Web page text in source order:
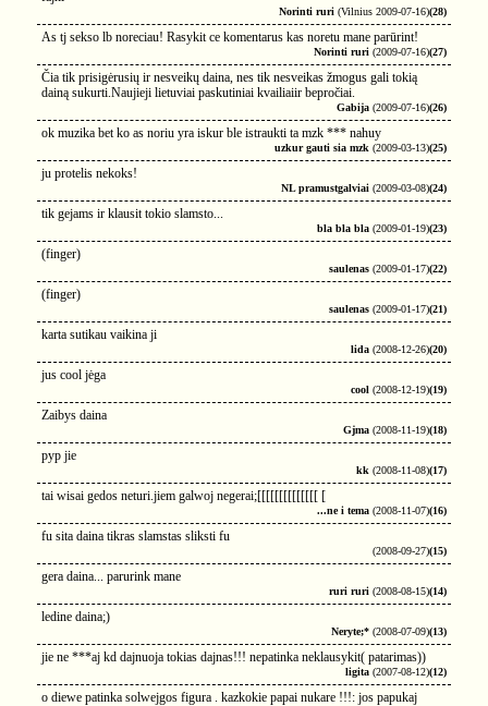
Norinti ruri (Vilnius 2009-07-16)(28)
As tj sekso lb noreciau! Rasykit ce komentarus kas noretu mane parūrint!
Norinti ruri (2009-07-16)(27)
Čia tik prisigėrusių ir nesveikų daina, nes tik nesveikas žmogus gali tokią
dainą sukurti.Naujieji lietuviai paskutiniai kvailiaiir bepročiai.
Gabija (2009-07-16)(26)
ok muzika bet ko as noriu yra iskur ble istraukti ta mzk *** nahuy
uzkur gauti sia mzk (2009-03-13)(25)
ju protelis nekoks!
NL pramustgalviai (2009-03-08)(24)
tik gejams ir klausit tokio slamsto...
bla bla bla (2009-01-19)(23)
(finger)
saulenas (2009-01-17)(22)
(finger)
saulenas (2009-01-17)(21)
karta sutikau vaikina ji
lida (2008-12-26)(20)
jus cool jėga
cool (2008-12-19)(19)
Zaibys daina
Gjma (2008-11-19)(18)
pyp jie
kk (2008-11-08)(17)
tai wisai gedos neturi.jiem galwoj negerai;[[[[[[[[[[[[[[ [
...ne i tema (2008-11-07)(16)
fu sita daina tikras slamstas sliksti fu
(2008-09-27)(15)
gera daina... parurink mane
ruri ruri (2008-08-15)(14)
ledine daina;)
Neryte;* (2008-07-09)(13)
jie ne ***aj kd dajnuoja tokias dajnas!!! nepatinka neklausykit( patarimas))
ligita (2007-08-12)(12)
o diewe patinka solwejgos figura . kazkokie papai nukare !!!: jos papukaj